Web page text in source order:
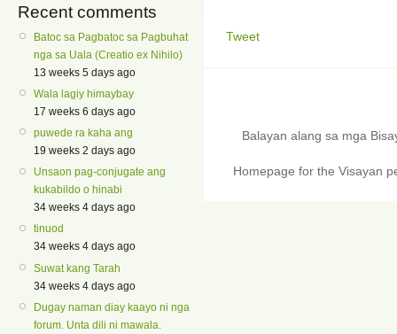
Recent comments
Batoc sa Pagbatoc sa Pagbuhat
nga sa Uala (Creatio ex Nihilo)
13 weeks 5 days ago
Wala lagiy himaybay
17 weeks 6 days ago
puwede ra kaha ang
19 weeks 2 days ago
Unsaon pag-conjugate ang
kukabildo o hinabi
34 weeks 4 days ago
tinuod
34 weeks 4 days ago
Suwat kang Tarah
34 weeks 4 days ago
Dugay naman diay kaayo ni nga
forum. Unta dili ni mawala.
Tweet
Balayan alang sa mga
Homepage for the Visayan